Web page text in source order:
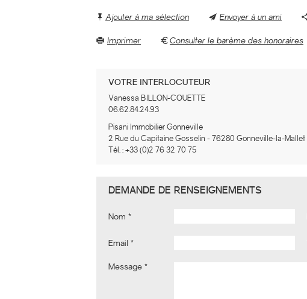
Ajouter à ma sélection Envoyer à un ami
Imprimer Consulter le barème des honoraires
VOTRE INTERLOCUTEUR
Vanessa BILLON-COUETTE
06.62.84.24.93
Pisani Immobilier Gonneville
2 Rue du Capitaine Gosselin - 76280 Gonneville-la-Mallet
Tél. : +33 (0)2 76 32 70 75
DEMANDE DE RENSEIGNEMENTS
Nom
Email
Message